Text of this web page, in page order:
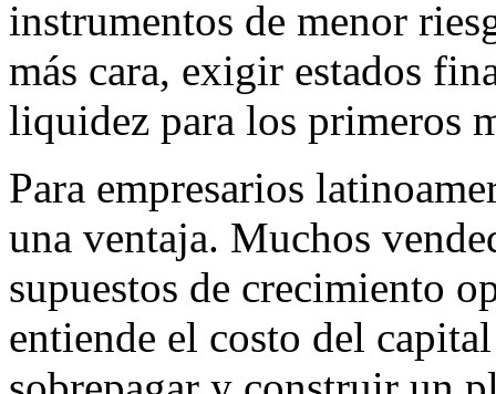
instrumentos de menor
más cara, exigir estados
liquidez para los primeros
Para empresarios
una ventaja. Muchos
supuestos de crecimiento
entiende el costo del